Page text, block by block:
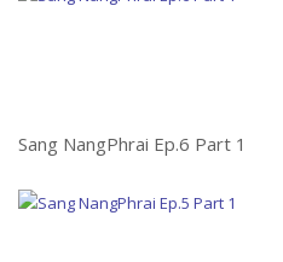
Sang NangPhrai Ep.6 Part 1